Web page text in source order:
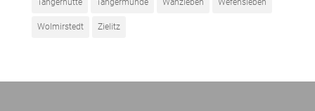
Tangerhütte Tangermünde Wanzleben Wefensleben
Wolmirstedt Zielitz